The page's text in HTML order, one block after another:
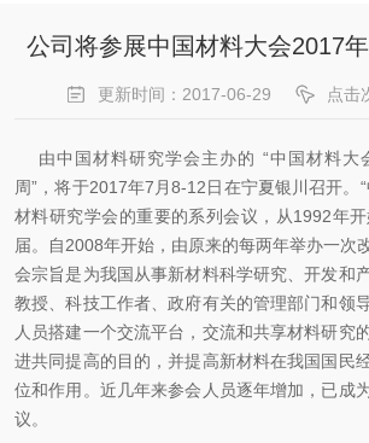
公司将参展中国材料大会2017
更新时间：2017-06-29 点击
由中国材料研究学会主办的 “中国材料大
周”，将于2017年7月8-12日在宁夏银川召开。
材料研究学会的重要的系列会议，从1992年
届。自2008年开始，由原来的每两年举办一次
会宗旨是为我国从事新材料科学研究、开发和
教授、科技工作者、政府有关的管理部门和领
人员搭建一个交流平台，交流和共享材料研究
进共同提高的目的，并提高新材料在我国国民
位和作用。近几年来参会人员逐年增加，已成
议。